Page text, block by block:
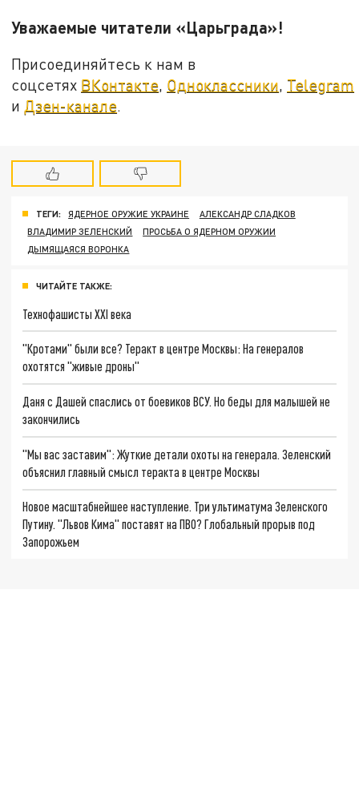
Уважаемые читатели «Царьграда»!
Присоединяйтесь к нам в
соцсетях ВКонтакте, Одноклассники, Telegram
и Дзен-канале.
ТЕГИ: ЯДЕРНОЕ ОРУЖИЕ УКРАИНЕ
АЛЕКСАНДР СЛАДКОВ
ВЛАДИМИР ЗЕЛЕНСКИЙ
ПРОСЬБА О ЯДЕРНОМ ОРУЖИИ
ДЫМЯЩАЯСЯ ВОРОНКА
ЧИТАЙТЕ ТАКЖЕ:
Технофашисты XXI века
"Кротами" были все? Теракт в центре Москвы: На генералов
охотятся "живые дроны"
Даня с Дашей спаслись от боевиков ВСУ. Но беды для малышей не
закончились
"Мы вас заставим": Жуткие детали охоты на генерала. Зеленский
объяснил главный смысл теракта в центре Москвы
Новое масштабнейшее наступление. Три ультиматума Зеленского
Путину. "Львов Кима" поставят на ПВО? Глобальный прорыв под
Запорожьем